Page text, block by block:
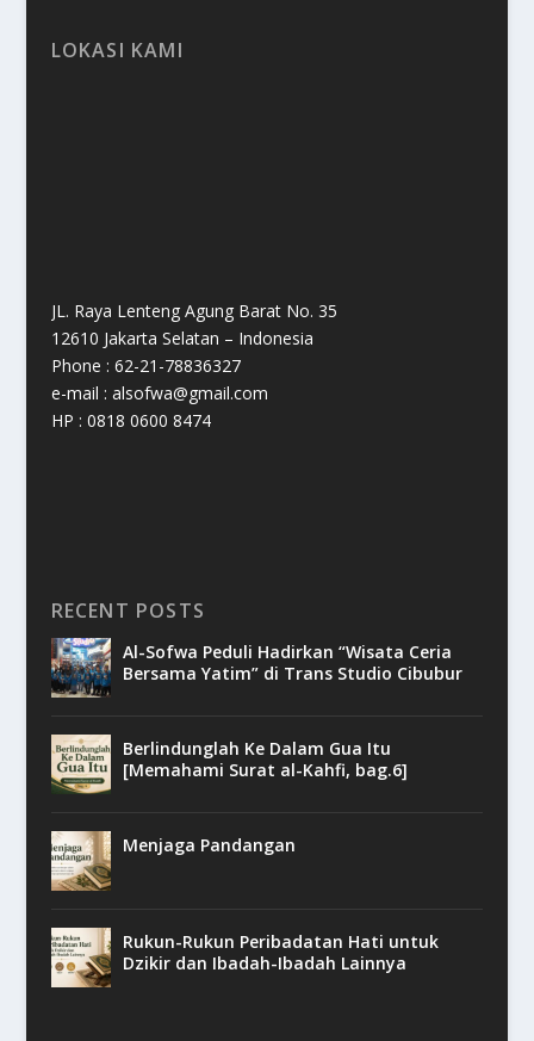
LOKASI KAMI
JL. Raya Lenteng Agung Barat No. 35
12610 Jakarta Selatan – Indonesia
Phone : 62-21-78836327
e-mail : alsofwa@gmail.com
HP : 0818 0600 8474
RECENT POSTS
Al-Sofwa Peduli Hadirkan “Wisata Ceria
Bersama Yatim” di Trans Studio Cibubur
Berlindunglah Ke Dalam Gua Itu
[Memahami Surat al-Kahfi, bag.6]
Menjaga Pandangan
Rukun-Rukun Peribadatan Hati untuk
Dzikir dan Ibadah-Ibadah Lainnya